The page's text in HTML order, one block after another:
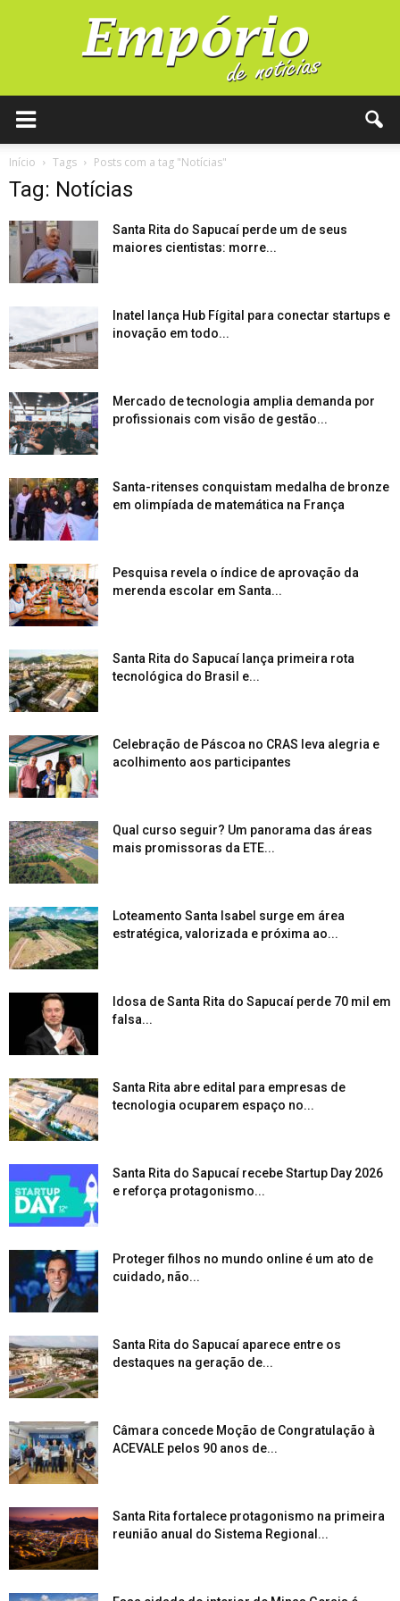
Início Tags Posts com a tag "Notícias"
Tag: Notícias
Santa Rita do Sapucaí perde um de seus
maiores cientistas: morre...
Inatel lança Hub Fígital para conectar startups e
inovação em todo...
Mercado de tecnologia amplia demanda por
profissionais com visão de gestão...
Santa-ritenses conquistam medalha de bronze
em olimpíada de matemática na França
Pesquisa revela o índice de aprovação da
merenda escolar em Santa...
Santa Rita do Sapucaí lança primeira rota
tecnológica do Brasil e...
Celebração de Páscoa no CRAS leva alegria e
acolhimento aos participantes
Qual curso seguir? Um panorama das áreas
mais promissoras da ETE...
Loteamento Santa Isabel surge em área
estratégica, valorizada e próxima ao...
Idosa de Santa Rita do Sapucaí perde 70 mil em
falsa...
Santa Rita abre edital para empresas de
tecnologia ocuparem espaço no...
Santa Rita do Sapucaí recebe Startup Day 2026
e reforça protagonismo...
Proteger filhos no mundo online é um ato de
cuidado, não...
Santa Rita do Sapucaí aparece entre os
destaques na geração de...
Câmara concede Moção de Congratulação à
ACEVALE pelos 90 anos de...
Santa Rita fortalece protagonismo na primeira
reunião anual do Sistema Regional...